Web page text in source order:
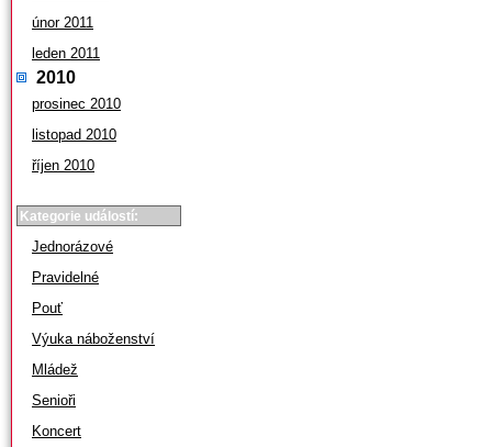
únor 2011
leden 2011
2010
prosinec 2010
listopad 2010
říjen 2010
Kategorie událostí:
Jednorázové
Pravidelné
Pouť
Výuka náboženství
Mládež
Senioři
Koncert